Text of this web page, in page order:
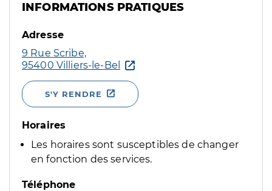
INFORMATIONS PRATIQUES
Adresse
9 Rue Scribe,
95400 Villiers-le-Bel
S'Y RENDRE
Horaires
Les horaires sont susceptibles de changer
en fonction des services.
Téléphone